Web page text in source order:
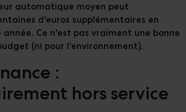
automatique moyen peut
d'euros supplémentaires en
Ce n'est pas vraiment une bonne
(ni pour l'environnement).
:
hors service